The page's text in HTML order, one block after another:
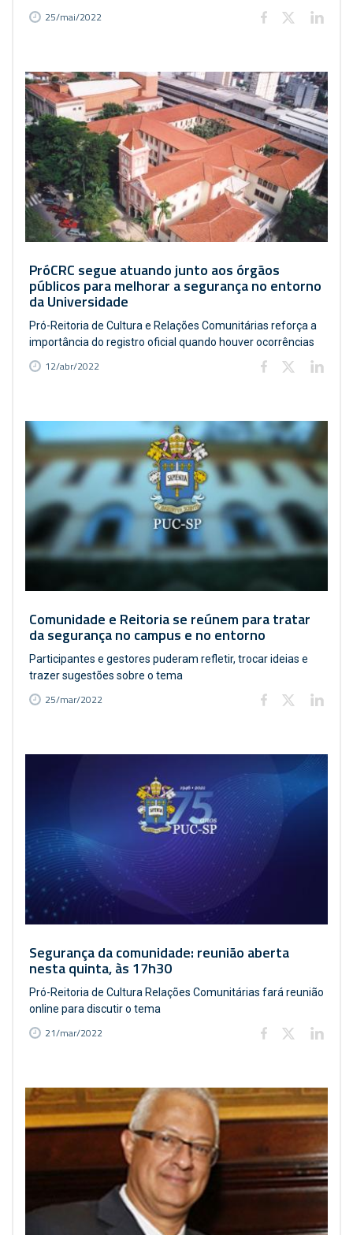
25/mai/2022
PróCRC segue atuando junto aos órgãos
públicos para melhorar a segurança no entorno
da Universidade
Pró-Reitoria de Cultura e Relações Comunitárias reforça a
importância do registro oficial quando houver ocorrências
12/abr/2022
Comunidade e Reitoria se reúnem para tratar
da segurança no campus e no entorno
Participantes e gestores puderam refletir, trocar ideias e
trazer sugestões sobre o tema
25/mar/2022
Segurança da comunidade: reunião aberta
nesta quinta, às 17h30
Pró-Reitoria de Cultura Relações Comunitárias fará reunião
online para discutir o tema
21/mar/2022